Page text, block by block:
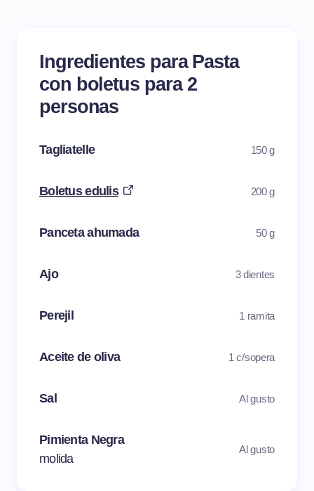
Ingredientes para Pasta
con boletus para 2
personas
Tagliatelle 150 g
Boletus edulis 200 g
Panceta ahumada 50 g
Ajo 3 dientes
Perejil 1 ramita
Aceite de oliva 1 c/sopera
Sal Al gusto
Pimienta Negra
molida
Al gusto